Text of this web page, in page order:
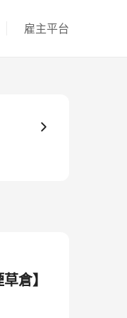
雇主平台
倉】